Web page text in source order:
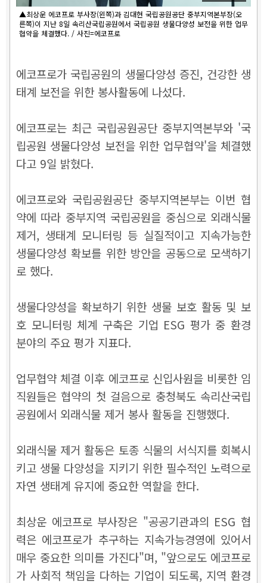
▲최상운 에코프로 부사장(왼쪽)과 김대현 국립공원공단 중부지역본부장(오
른쪽)이 지난 8일 속리산국립공원에서 국립공원 생물다양성 보전을 위한 업무
협약을 체결했다. / 사진=에코프로
에코프로가 국립공원의 생물다양성 증진, 건강한 생
태계 보전을 위한 봉사활동에 나섰다.
에코프로는 최근 국립공원공단 중부지역본부와 '국
립공원 생물다양성 보전을 위한 업무협약'을 체결했
다고 9일 밝혔다.
에코프로와 국립공원공단 중부지역본부는 이번 협
약에 따라 중부지역 국립공원을 중심으로 외래식물
제거, 생태계 모니터링 등 실질적이고 지속가능한
생물다양성 확보를 위한 방안을 공동으로 모색하기
로 했다.
생물다양성을 확보하기 위한 생물 보호 활동 및 보
호 모니터링 체계 구축은 기업 ESG 평가 중 환경
분야의 주요 평가 지표다.
업무협약 체결 이후 에코프로 신입사원을 비롯한 임
직원들은 협약의 첫 걸음으로 충청북도 속리산국립
공원에서 외래식물 제거 봉사 활동을 진행했다.
외래식물 제거 활동은 토종 식물의 서식지를 회복시
키고 생물 다양성을 지키기 위한 필수적인 노력으로
자연 생태계 유지에 중요한 역할을 한다.
최상운 에코프로 부사장은 "공공기관과의 ESG 협
력은 에코프로가 추구하는 지속가능경영에 있어서
매우 중요한 의미를 가진다"며, "앞으로도 에코프로
가 사회적 책임을 다하는 기업이 되도록, 지역 환경